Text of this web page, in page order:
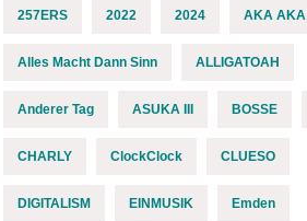
257ERS 2022 2024 AKA AKA
Alles Macht Dann Sinn ALLIGATOAH
Anderer Tag ASUKA III BOSSE
CHARLY ClockClock CLUESO
DIGITALISM EINMUSIK Emden